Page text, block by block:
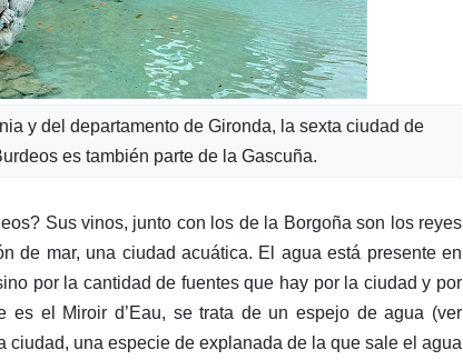
y del departamento de Gironda, la sexta ciudad de
es también parte de la Gascuña.
Sus vinos, junto con los de la Borgoña son los reyes
de mar, una ciudad acuática. El agua está presente en
por la cantidad de fuentes que hay por la ciudad y por
es el Miroir d’Eau, se trata de un espejo de agua (ver
una especie de explanada de la que sale el agua